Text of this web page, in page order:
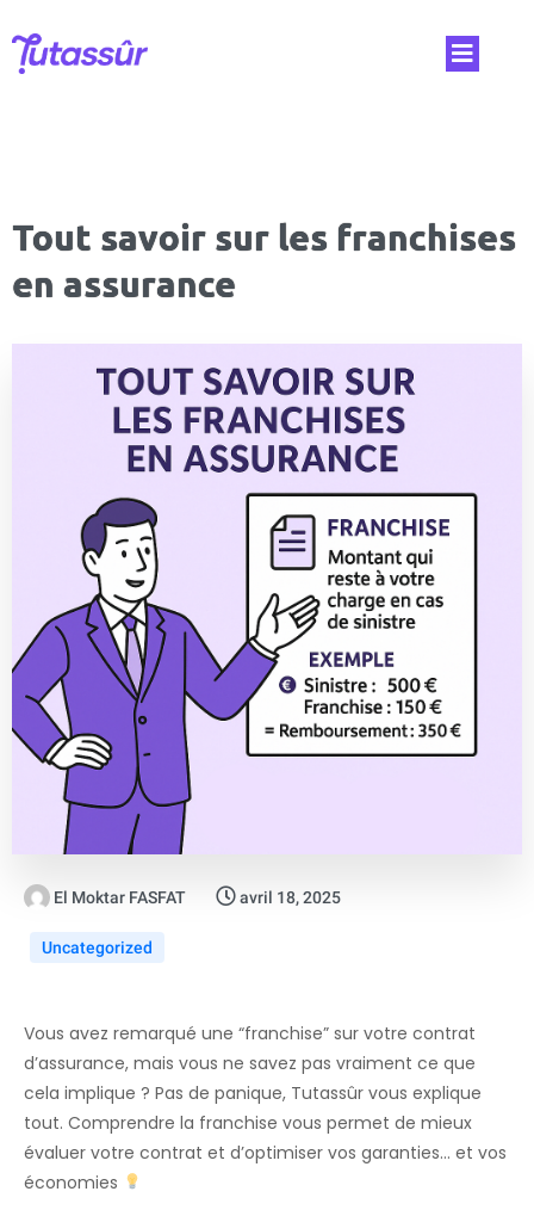
Tout savoir sur les franchises
en assurance
El Moktar FASFAT avril 18, 2025
Uncategorized
Vous avez remarqué une “franchise” sur votre contrat
d’assurance, mais vous ne savez pas vraiment ce que
cela implique ? Pas de panique, Tutassûr vous explique
tout. Comprendre la franchise vous permet de mieux
évaluer votre contrat et d’optimiser vos garanties… et vos
économies